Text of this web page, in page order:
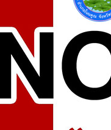
สำนักงานคณะกรร
สำนักงานคณะกร